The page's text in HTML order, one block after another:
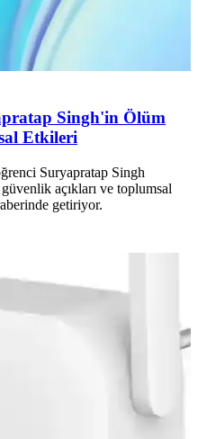
Singh'in Ölüm
Etkileri
Suryapratap Singh
açıkları ve toplumsal
getiriyor.